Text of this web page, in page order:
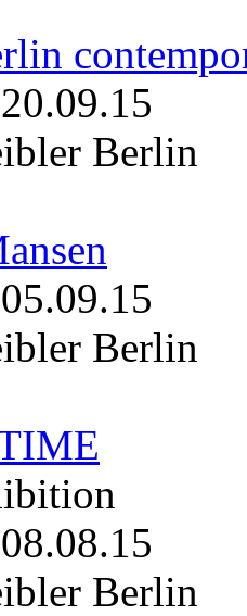
20.09.15
Berlin
05.09.15
Berlin
08.08.15
Berlin